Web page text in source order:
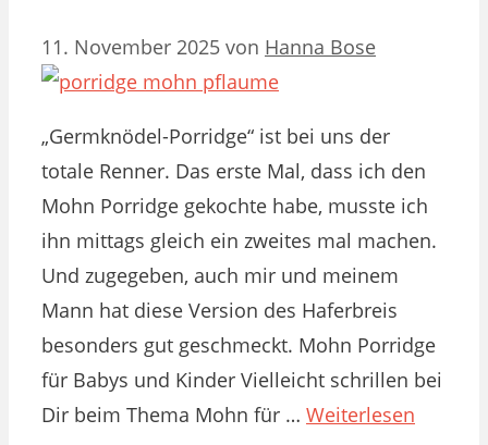
11. November 2025 von Hanna Bose
„Germknödel-Porridge“ ist bei uns der
totale Renner. Das erste Mal, dass ich den
Mohn Porridge gekochte habe, musste ich
ihn mittags gleich ein zweites mal machen.
Und zugegeben, auch mir und meinem
Mann hat diese Version des Haferbreis
besonders gut geschmeckt. Mohn Porridge
für Babys und Kinder Vielleicht schrillen bei
Dir beim Thema Mohn für … Weiterlesen